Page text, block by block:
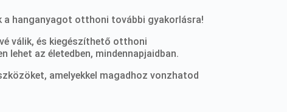
a hanganyagot otthoni további gyakorlásra!
válik, és kiegészíthető otthoni
lehet az életedben, mindennapjaidban.
amelyekkel magadhoz vonzhatod